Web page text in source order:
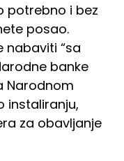
potrebno i bez
posao.
nabaviti “sa
banke
Narodnom
instaliranju,
za obavljanje